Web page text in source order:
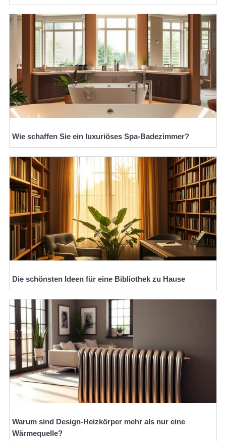
Wie schaffen Sie ein luxuriöses Spa-Badezimmer?
Die schönsten Ideen für eine Bibliothek zu Hause
Warum sind Design-Heizkörper mehr als nur eine
Wärmequelle?